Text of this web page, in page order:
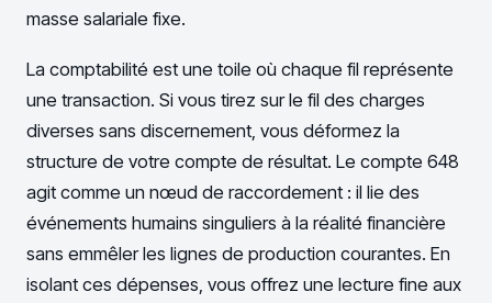
masse salariale fixe.
La comptabilité est une toile où chaque fil représente
une transaction. Si vous tirez sur le fil des charges
diverses sans discernement, vous déformez la
structure de votre compte de résultat. Le compte 648
agit comme un nœud de raccordement : il lie des
événements humains singuliers à la réalité financière
sans emmêler les lignes de production courantes. En
isolant ces dépenses, vous offrez une lecture fine aux